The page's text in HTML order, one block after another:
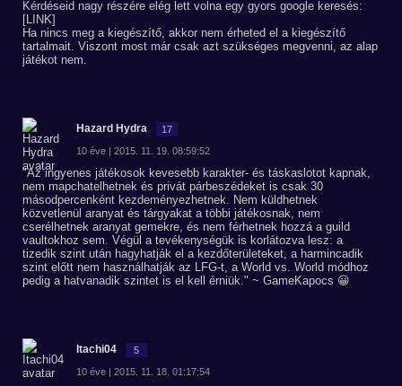
Kérdéseid nagy részére elég lett volna egy gyors google keresés:
[LINK]
Ha nincs meg a kiegészítő, akkor nem érheted el a kiegészítő
tartalmait. Viszont most már csak azt szükséges megvenni, az alap
játékot nem.
Hazard Hydra 17
10 éve | 2015. 11. 19. 08:59:52
"Az ingyenes játékosok kevesebb karakter- és táskaslotot kapnak,
nem mapchatelhetnek és privát párbeszédeket is csak 30
másodpercenként kezdeményezhetnek. Nem küldhetnek
közvetlenül aranyat és tárgyakat a többi játékosnak, nem
cserélhetnek aranyat gemekre, és nem férhetnek hozzá a guild
vaultokhoz sem. Végül a tevékenységük is korlátozva lesz: a
tizedik szint után hagyhatják el a kezdőterületeket, a harmincadik
szint előtt nem használhatják az LFG-t, a World vs. World módhoz
pedig a hatvanadik szintet is el kell érniük." ~ GameKapocs 😀
Itachi04 5
10 éve | 2015. 11. 18. 01:17:54